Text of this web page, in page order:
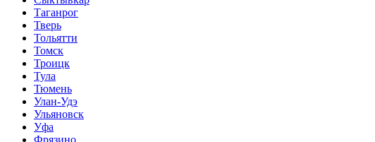
Таганрог
Тверь
Тольятти
Томск
Троицк
Тула
Тюмень
Улан-Удэ
Ульяновск
Уфа
Фрязино